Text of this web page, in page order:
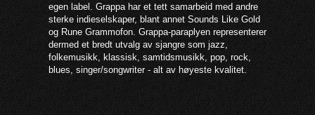
egen label. Grappa har et tett samarbeid med andre
sterke indieselskaper, blant annet Sounds Like Gold
og Rune Grammofon. Grappa-paraplyen representerer
dermed et bredt utvalg av sjangre som jazz,
folkemusikk, klassisk, samtidsmusikk, pop, rock,
blues, singer/songwriter - alt av høyeste kvalitet.